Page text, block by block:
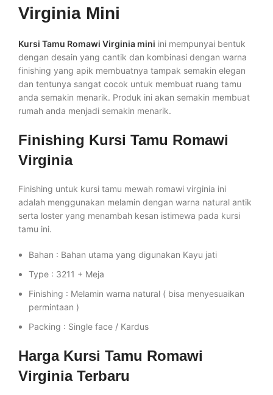
Virginia Mini
Kursi Tamu Romawi Virginia mini ini mempunyai bentuk
dengan desain yang cantik dan kombinasi dengan warna
finishing yang apik membuatnya tampak semakin elegan
dan tentunya sangat cocok untuk membuat ruang tamu
anda semakin menarik. Produk ini akan semakin membuat
rumah anda menjadi semakin menarik.
Finishing Kursi Tamu Romawi
Virginia
Finishing untuk kursi tamu mewah romawi virginia ini
adalah menggunakan melamin dengan warna natural antik
serta loster yang menambah kesan istimewa pada kursi
tamu ini.
Bahan : Bahan utama yang digunakan Kayu jati
Type : 3211 + Meja
Finishing : Melamin warna natural ( bisa menyesuaikan
permintaan )
Packing : Single face / Kardus
Harga Kursi Tamu Romawi
Virginia Terbaru